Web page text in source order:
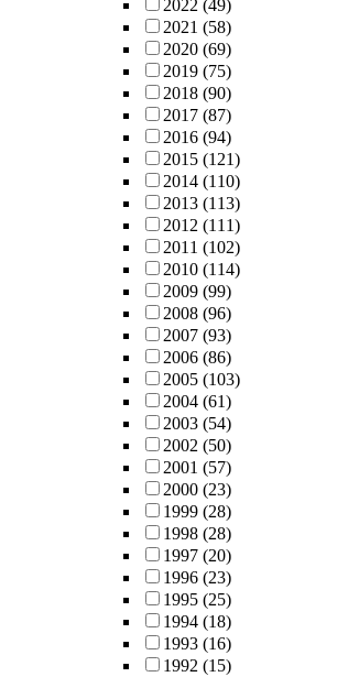
2022 (49)
2021 (58)
2020 (69)
2019 (75)
2018 (90)
2017 (87)
2016 (94)
2015 (121)
2014 (110)
2013 (113)
2012 (111)
2011 (102)
2010 (114)
2009 (99)
2008 (96)
2007 (93)
2006 (86)
2005 (103)
2004 (61)
2003 (54)
2002 (50)
2001 (57)
2000 (23)
1999 (28)
1998 (28)
1997 (20)
1996 (23)
1995 (25)
1994 (18)
1993 (16)
1992 (15)